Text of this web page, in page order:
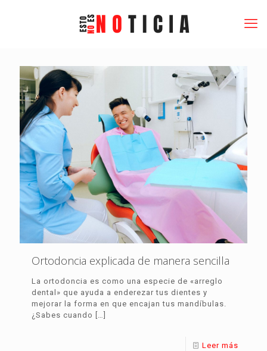
Ortodoncia explicada de manera sencilla
La ortodoncia es como una especie de «arreglo
dental» que ayuda a enderezar tus dientes y
mejorar la forma en que encajan tus mandíbulas.
¿Sabes cuando
[…]
Leer más